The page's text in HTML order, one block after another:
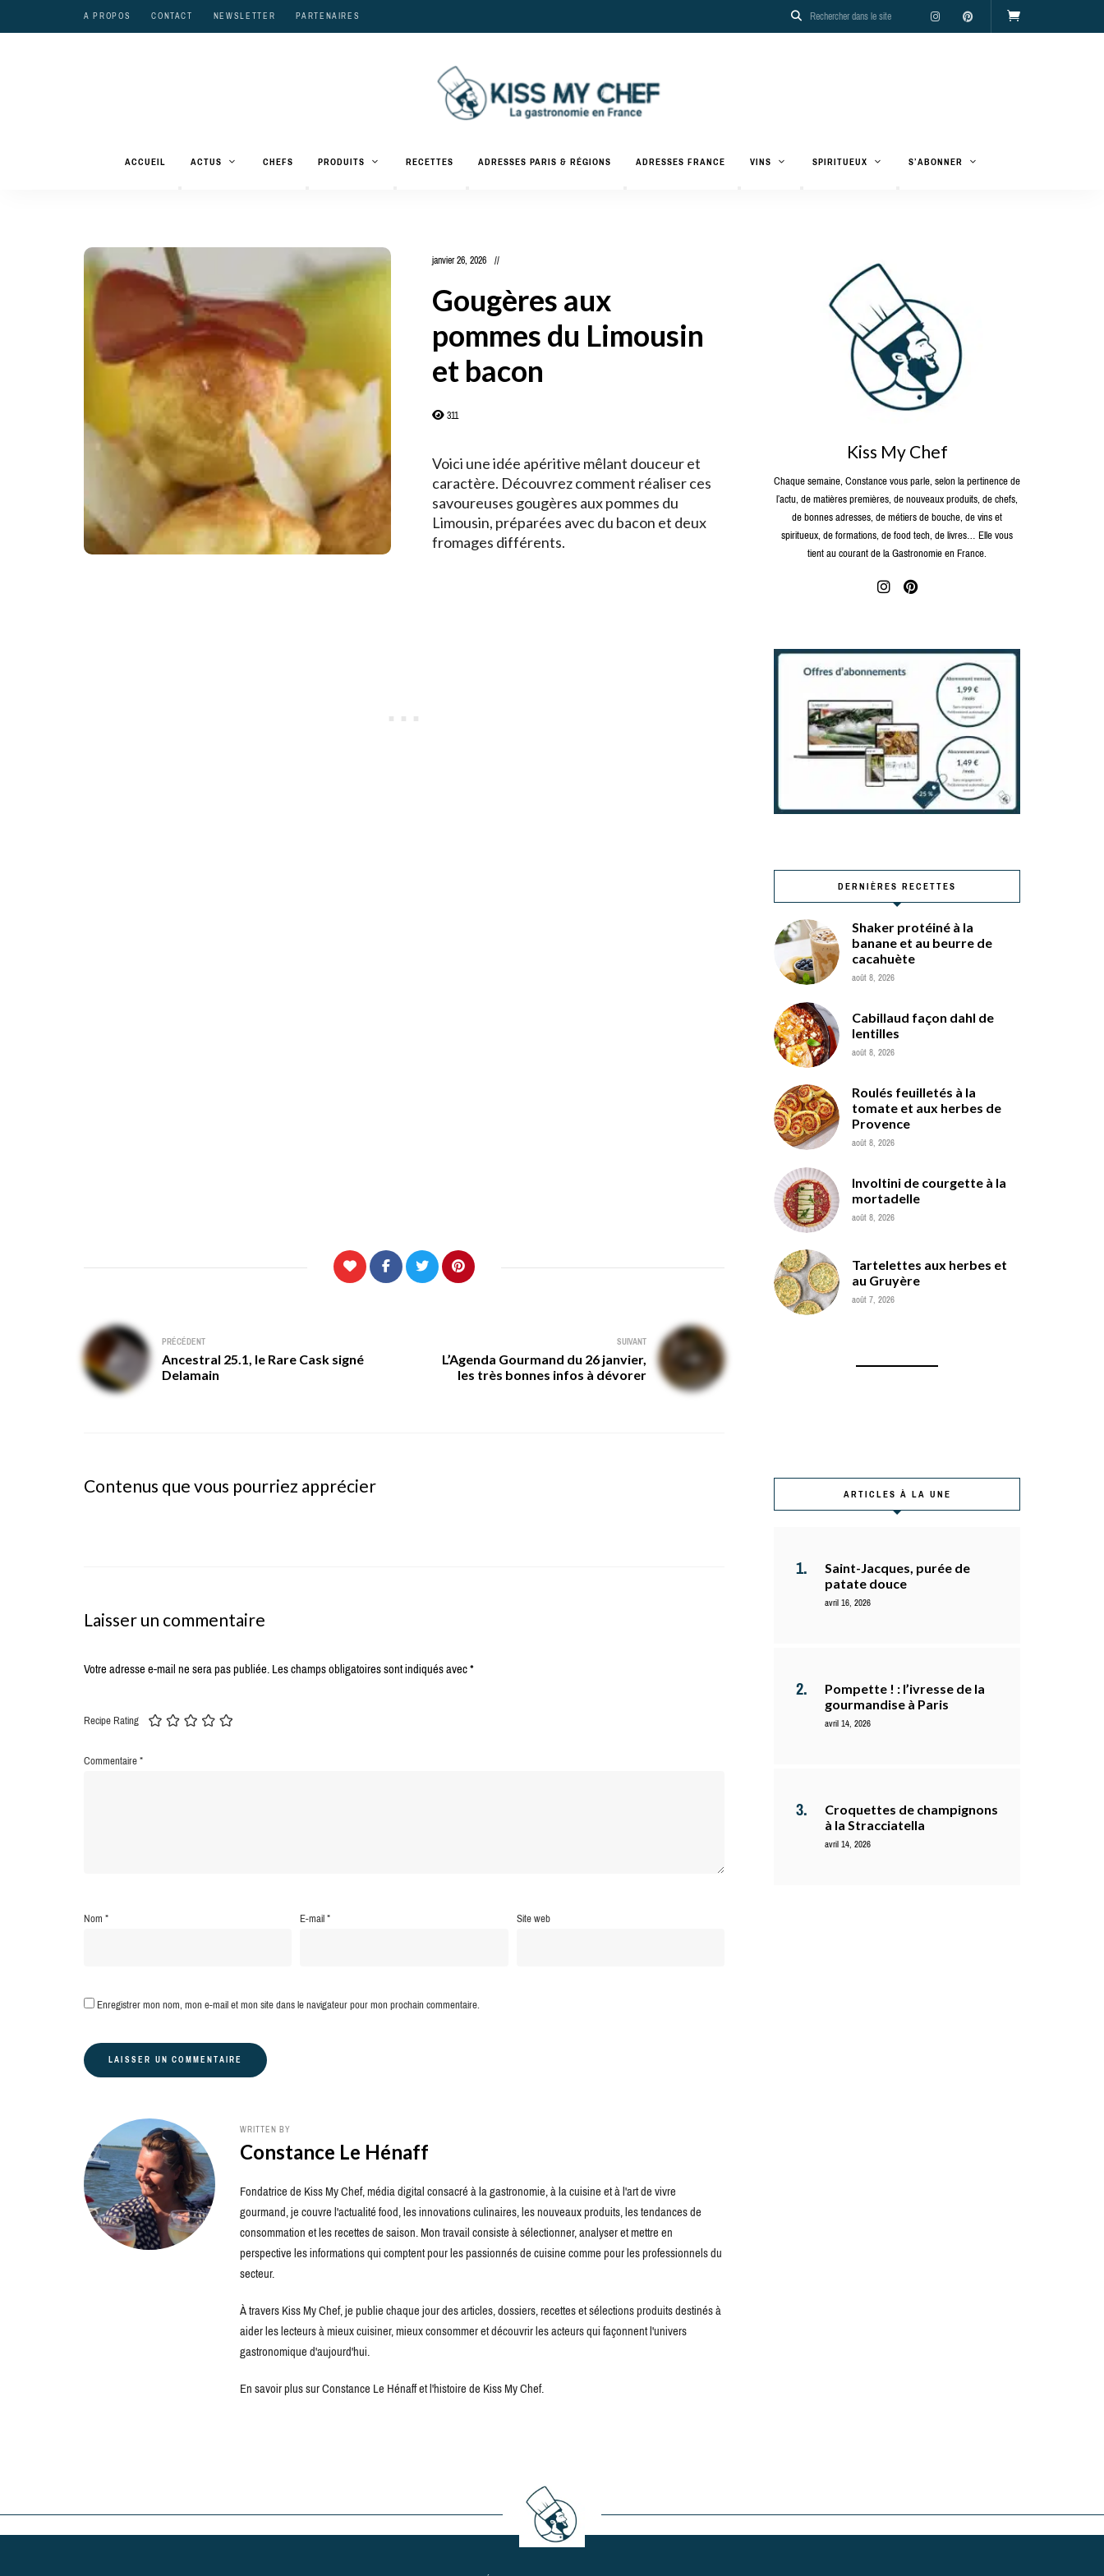
A PROPOS CONTACT NEWSLETTER PARTENAIRES
Kiss
Chef
gastronomiques
et
ACCUEIL ACTUS CHEFS PRODUITS RECETTES ADRESSES PARIS & RÉGIONS ADRESSES FRANCE VINS SPIRITUEUX S’ABONNER
janvier 26, 2026
Gougères aux
pommes du Limousin
et bacon
311
Voici une idée apéritive mêlant douceur et
caractère. Découvrez comment réaliser ces
savoureuses gougères aux pommes du
Limousin, préparées avec du bacon et deux
fromages différents.
Navigation
de
l’article
PRÉCÉDENT
Ancestral 25.1, le Rare Cask signé
Delamain
SUIVANT
L’Agenda Gourmand du 26 janvier,
les très bonnes infos à dévorer
Contenus que vous pourriez apprécier
Laisser un commentaire
Votre adresse e-mail ne sera pas publiée.Les champs obligatoires sont indiqués avec*
Recipe Rating
Commentaire*
Nom* E-mail* Site web
Enregistrer mon nom, mon e-mail et mon site dans le navigateur pour mon prochain commentaire.
WRITTEN BY
Constance Le Hénaff
Fondatrice de Kiss My Chef, média digital consacré à la gastronomie, à la cuisine et à l'art de vivre
gourmand, je couvre l'actualité food, les innovations culinaires, les nouveaux produits, les tendances de
consommation et les recettes de saison. Mon travail consiste à sélectionner, analyser et mettre en
perspective les informations qui comptent pour les passionnés de cuisine comme pour les professionnels du
secteur.
À travers Kiss My Chef, je publie chaque jour des articles, dossiers, recettes et sélections produits destinés à
aider les lecteurs à mieux cuisiner, mieux consommer et découvrir les acteurs qui façonnent l'univers
gastronomique d'aujourd'hui.
En savoir plus sur Constance Le Hénaff et l'histoire de Kiss My Chef.
Kiss My Chef
Chaque semaine, Constance vous parle, selon la pertinence de
l’actu, de matières premières, de nouveaux produits, de chefs,
de bonnes adresses, de métiers de bouche, de vins et
spiritueux, de formations, de food tech, de livres… Elle vous
tient au courant de la Gastronomie en France.
DERNIÈRES RECETTES
Shaker protéiné à la
banane et au beurre de
cacahuète
août 8, 2026
Cabillaud façon dahl de
lentilles
août 8, 2026
Roulés feuilletés à la
tomate et aux herbes de
Provence
août 8, 2026
Involtini de courgette à la
mortadelle
août 8, 2026
Tartelettes aux herbes et
au Gruyère
août 7, 2026
ARTICLES À LA UNE
Saint-Jacques, purée de
patate douce
avril 16, 2026
Pompette ! : l’ivresse de la
gourmandise à Paris
avril 14, 2026
Croquettes de champignons
à la Stracciatella
avril 14, 2026